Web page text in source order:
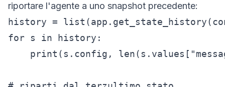
riportare l'agente a uno snapshot precedente:
history =
for s in history:
print(s.config,